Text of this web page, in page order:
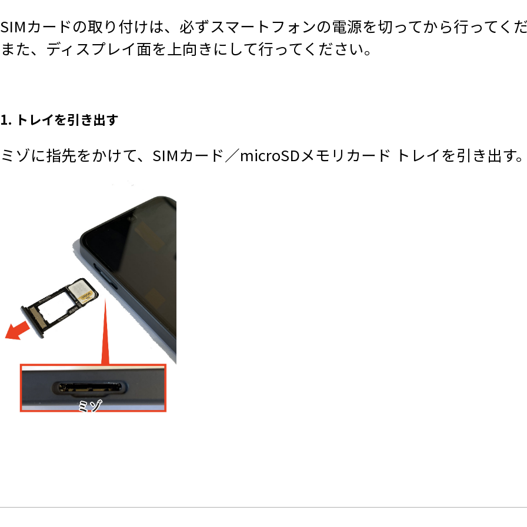
SIMカードの取り付けは、必ずスマートフォンの電源を切ってから行ってくだ
また、ディスプレイ面を上向きにして行ってください。
1. トレイを引き出す
ミゾに指先をかけて、SIMカード／microSDメモリカード トレイを引き出す。